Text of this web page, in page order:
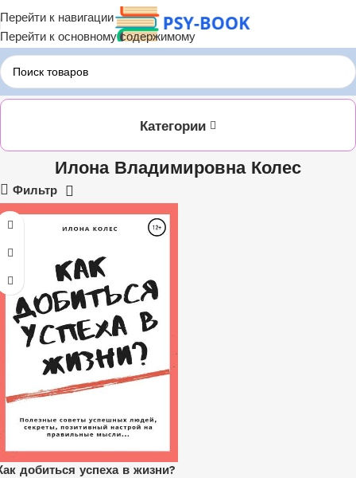
Перейти к навигации
Перейти к основному содержимому
Главная ЛИТРЕС Илона Владимировна Колес
Категории
Илона Владимировна Колес
Фильтр
добиться успеха в жизни?